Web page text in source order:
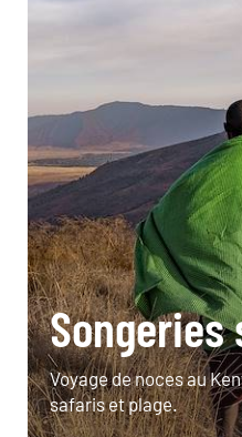
Voyage de noces au
safaris et plage.